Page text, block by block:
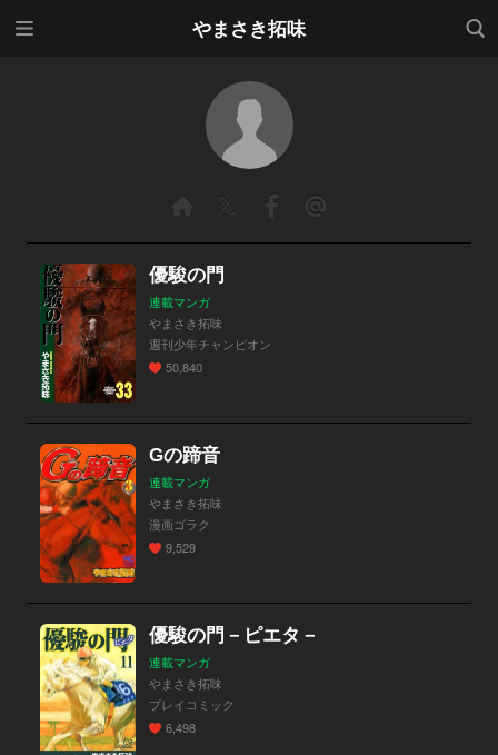
やまさき拓味
検索
優駿の門
連載マンガ
やまさき拓味
週刊少年チャンピオン
50,840
Gの蹄音
連載マンガ
やまさき拓味
漫画ゴラク
9,529
優駿の門－ピエタ－
連載マンガ
やまさき拓味
プレイコミック
6,498